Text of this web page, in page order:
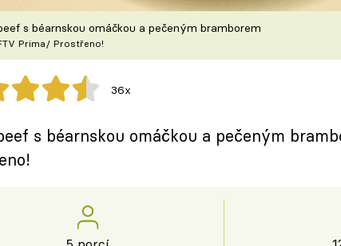
s béarnskou omáčkou a pečeným bramborem
Prima/ Prostřeno!
36x
s béarnskou omáčkou a pečeným